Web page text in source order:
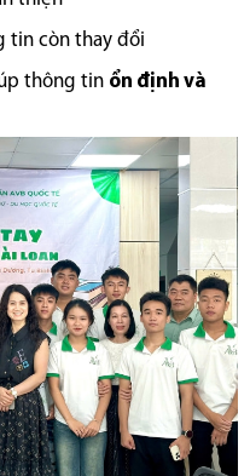
tin còn thay đổi
thông tin ổn định và